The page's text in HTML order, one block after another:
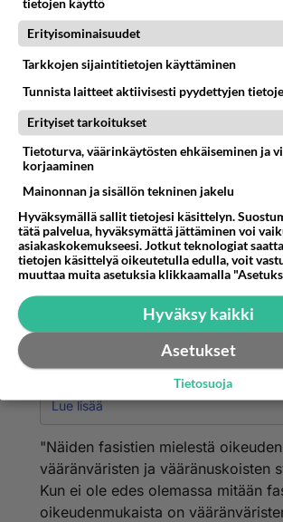
Äänestä
Anonyymi00115
2026-06-14 15:39:20
Anonyymi00091
Kyllä yksinkertaisuus sokaisee aika
näytävissä tuosta kirjoituksesta.
kiitos
Äänestä
Anonyymi00127
2026-06-14 16:10:06
kirjoitti:
Mitä ihme höpötystä! Tietenkin
toimivat oman maansa hyväksi, mutta
eri asia kuin äärioikeistolaisten fasistien.
Ja mikähän on tämä ns. "vassujen
yleensä liberaali demokratia (jota
sietää).
Lue lisää
"Näiden fasistien mielestä
vääränväristen ja vääränuskoisten
Kun ei ole edes olemassa mitään
oikeudenmukaista on
tietojen käyttö
Erityisominaisuudet
Tarkkojen sijaintitietojen käyttäminen
Tunnista laitteet aktiivisesti pyydettyjen
Erityiset tarkoitukset
Tietoturva, väärinkäytösten ehkäiseminen ja
korjaaminen
Mainonnan ja sisällön tekninen jakelu
Hyväksymällä sallit tietojesi käsittelyn.
tätä palvelua, hyväksymättä jättäminen voi
asiakaskokemukseesi. Jotkut teknologiat
tietojen käsittelyä oikeutetulla edulla, voit
muuttaa muita asetuksia klikkaamalla
Hyväksy kaikki
Asetukset
Tietosuoja